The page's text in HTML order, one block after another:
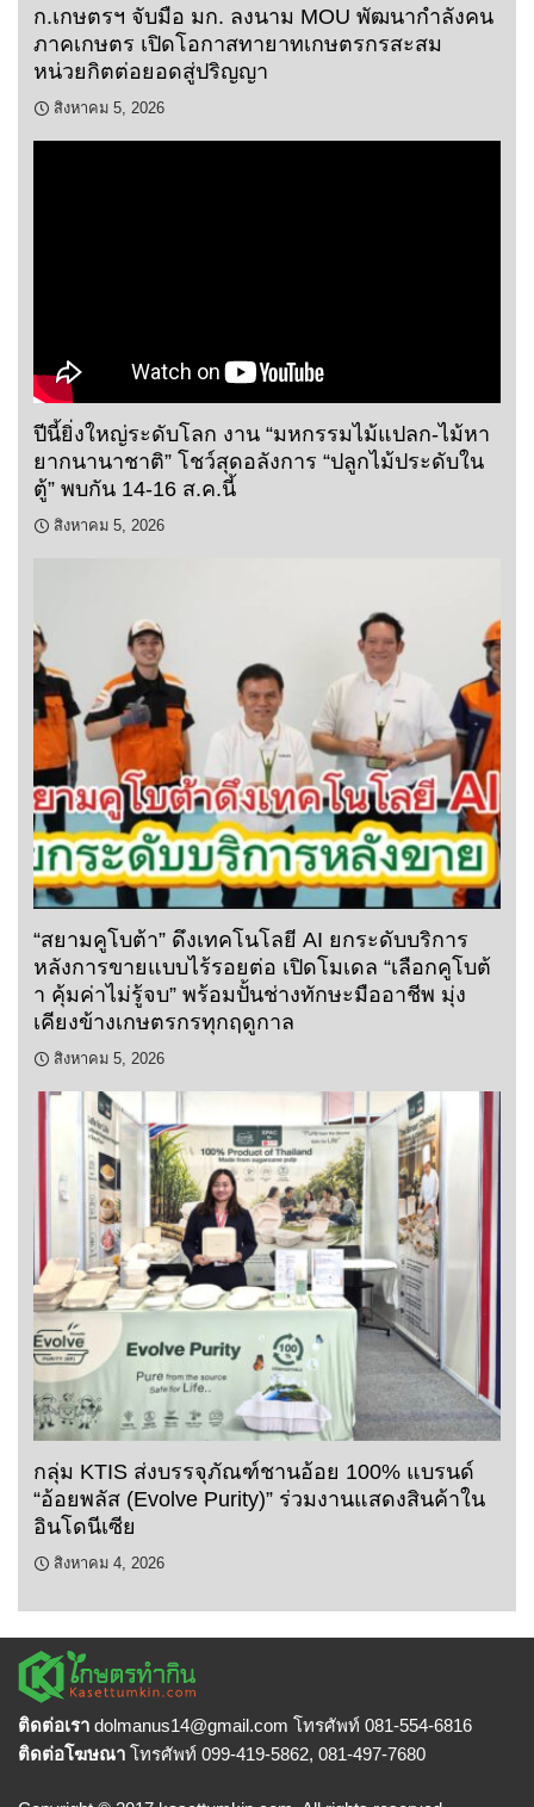
ก.เกษตรฯ จับมือ มก. ลงนาม MOU พัฒนากำลังคน
ภาคเกษตร เปิดโอกาสทายาทเกษตรกรสะสม
หน่วยกิตต่อยอดสู่ปริญญา
สิงหาคม 5, 2026
ปีนี้ยิ่งใหญ่ระดับโลก งาน “มหกรรมไม้แปลก-ไม้หา
ยากนานาชาติ” โชว์สุดอลังการ “ปลูกไม้ประดับใน
ตู้” พบกัน 14-16 ส.ค.นี้
สิงหาคม 5, 2026
“สยามคูโบต้า” ดึงเทคโนโลยี AI ยกระดับบริการ
หลังการขายแบบไร้รอยต่อ เปิดโมเดล “เลือกคูโบต้
า คุ้มค่าไม่รู้จบ” พร้อมปั้นช่างทักษะมืออาชีพ มุ่ง
เคียงข้างเกษตรกรทุกฤดูกาล
สิงหาคม 5, 2026
กลุ่ม KTIS ส่งบรรจุภัณฑ์ชานอ้อย 100% แบรนด์
“อ้อยพลัส (Evolve Purity)” ร่วมงานแสดงสินค้าใน
อินโดนีเซีย
สิงหาคม 4, 2026
ติดต่อเรา dolmanus14@gmail.com โทรศัพท์ 081-554-6816
ติดต่อโฆษณา โทรศัพท์ 099-419-5862, 081-497-7680